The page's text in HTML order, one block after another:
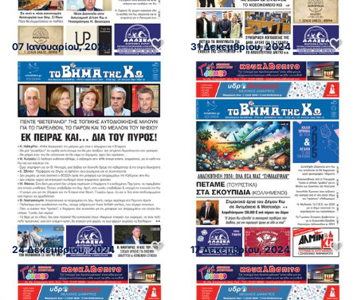
07 Ιανουαρίου, 2025 31 Δεκεμβρίου, 2024
24 Δεκεμβρίου, 2024 17 Δεκεμβρίου, 2024